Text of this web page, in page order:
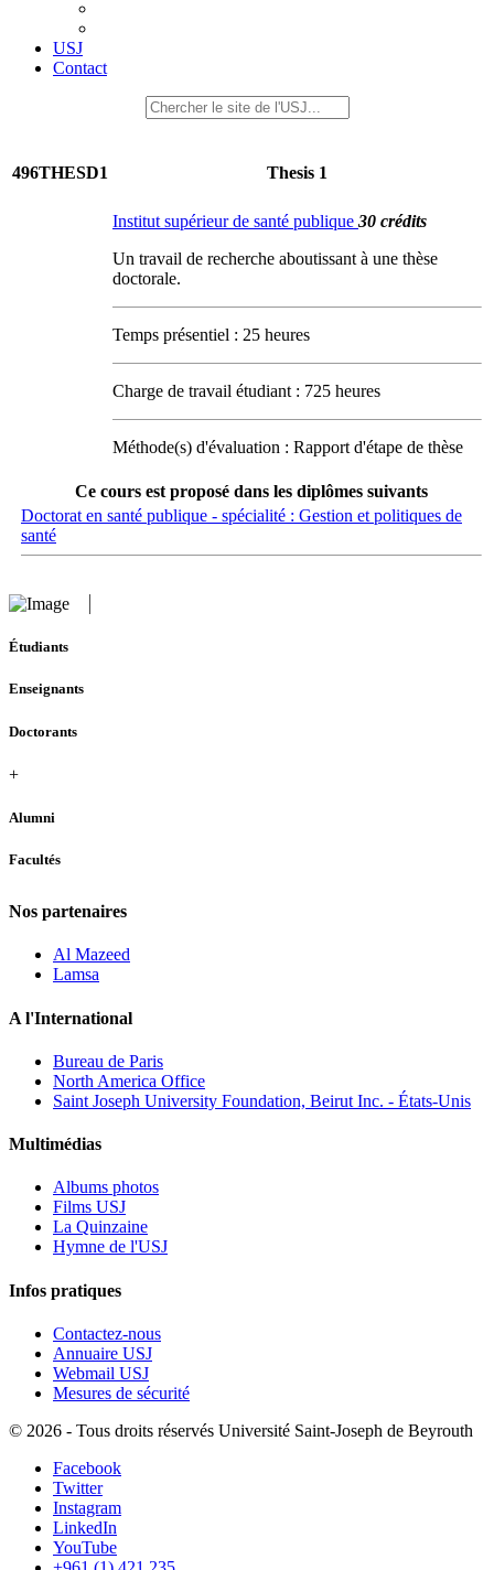
USJ
Contact
496THESD1 Thesis 1
Institut supérieur de santé publique 30 crédits
Un travail de recherche aboutissant à une thèse
doctorale.
Temps présentiel : 25 heures
Charge de travail étudiant : 725 heures
Méthode(s) d'évaluation : Rapport d'étape de thèse
Ce cours est proposé dans les diplômes suivants
Doctorat en santé publique - spécialité : Gestion et politiques de
santé
Étudiants
Enseignants
Doctorants
+
Alumni
Facultés
Nos partenaires
Al Mazeed
Lamsa
A l'International
Bureau de Paris
North America Office
Saint Joseph University Foundation, Beirut Inc. - États-Unis
Multimédias
Albums photos
Films USJ
La Quinzaine
Hymne de l'USJ
Infos pratiques
Contactez-nous
Annuaire USJ
Webmail USJ
Mesures de sécurité
© 2026 - Tous droits réservés Université Saint-Joseph de Beyrouth
Facebook
Twitter
Instagram
LinkedIn
YouTube